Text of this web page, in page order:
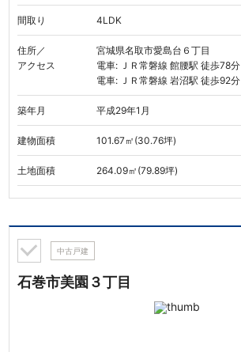
間取り 4LDK
住所／
アクセス
宮城県名取市愛島台６丁目
電車: ＪＲ常磐線 館腰駅 徒歩78分
電車: ＪＲ常磐線 岩沼駅 徒歩92分
築年月 平成29年1月
建物面積 101.67㎡(30.76坪)
土地面積 264.09㎡(79.89坪)
中古戸建
石巻市美園３丁目